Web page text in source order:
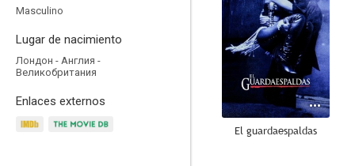
Masculino
Lugar de nacimiento
Лондон - Англия -
Великобритания
Enlaces externos
El guardaespaldas